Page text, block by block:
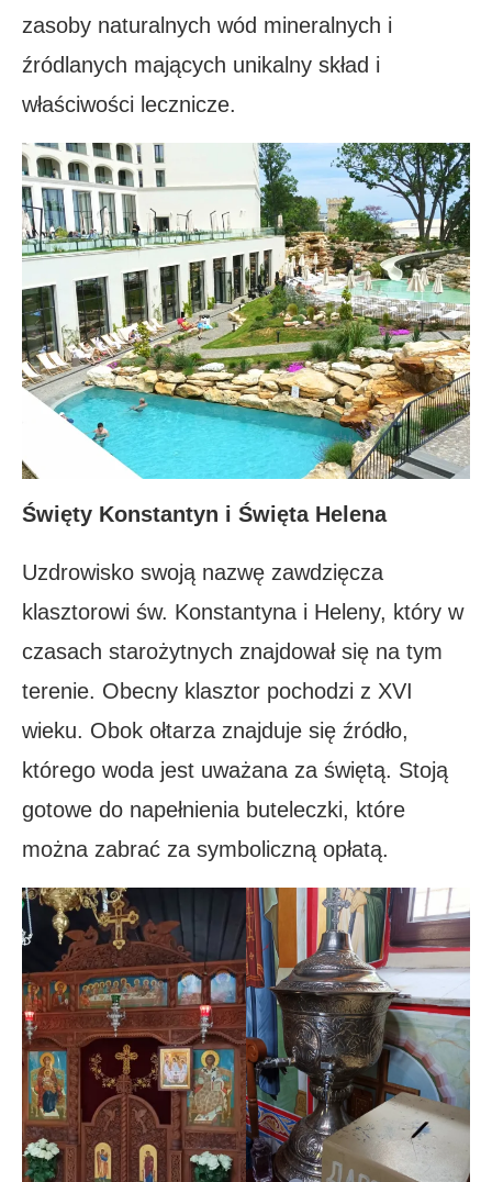
zasoby naturalnych wód mineralnych i
źródlanych mających unikalny skład i
właściwości lecznicze.
Święty Konstantyn i Święta Helena
Uzdrowisko swoją nazwę zawdzięcza
klasztorowi św. Konstantyna i Heleny, który w
czasach starożytnych znajdował się na tym
terenie. Obecny klasztor pochodzi z XVI
wieku. Obok ołtarza znajduje się źródło,
którego woda jest uważana za świętą. Stoją
gotowe do napełnienia buteleczki, które
można zabrać za symboliczną opłatą.